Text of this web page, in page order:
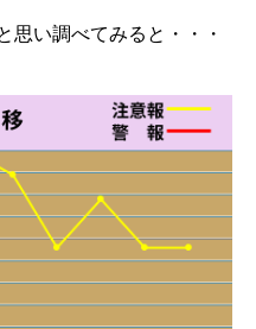
思い調べてみると・・・